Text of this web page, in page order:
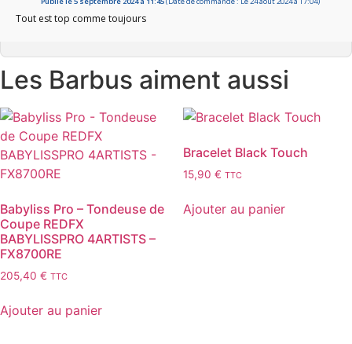
Tout est top comme toujours
Les Barbus aiment aussi
Babyliss Pro – Tondeuse de
Coupe REDFX
BABYLISSPRO 4ARTISTS –
FX8700RE
205,40 € TTC
Ajouter au panier
Bracelet Black Touch
15,90 € TTC
Ajouter au panier